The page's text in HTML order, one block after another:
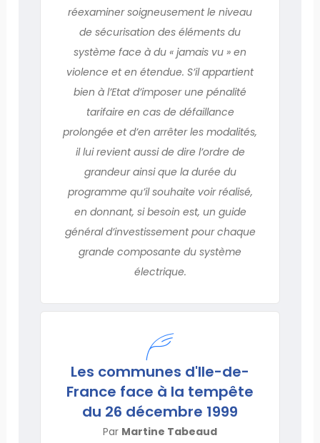
réexaminer soigneusement le niveau
de sécurisation des éléments du
système face à du « jamais vu » en
violence et en étendue. S’il appartient
bien à l’Etat d’imposer une pénalité
tarifaire en cas de défaillance
prolongée et d’en arrêter les modalités,
il lui revient aussi de dire l’ordre de
grandeur ainsi que la durée du
programme qu’il souhaite voir réalisé,
en donnant, si besoin est, un guide
général d’investissement pour chaque
grande composante du système
électrique.
Les communes d'Ile-de-
France face à la tempête
du 26 décembre 1999
Par Martine Tabeaud